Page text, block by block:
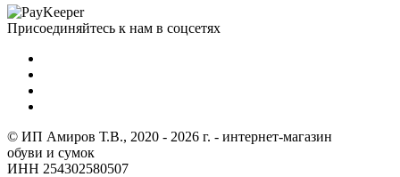
Присоединяйтесь к нам в соцсетях
© ИП Амиров Т.В., 2020 - 2026 г. - интернет-магазин
обуви и сумок
ИНН 254302580507